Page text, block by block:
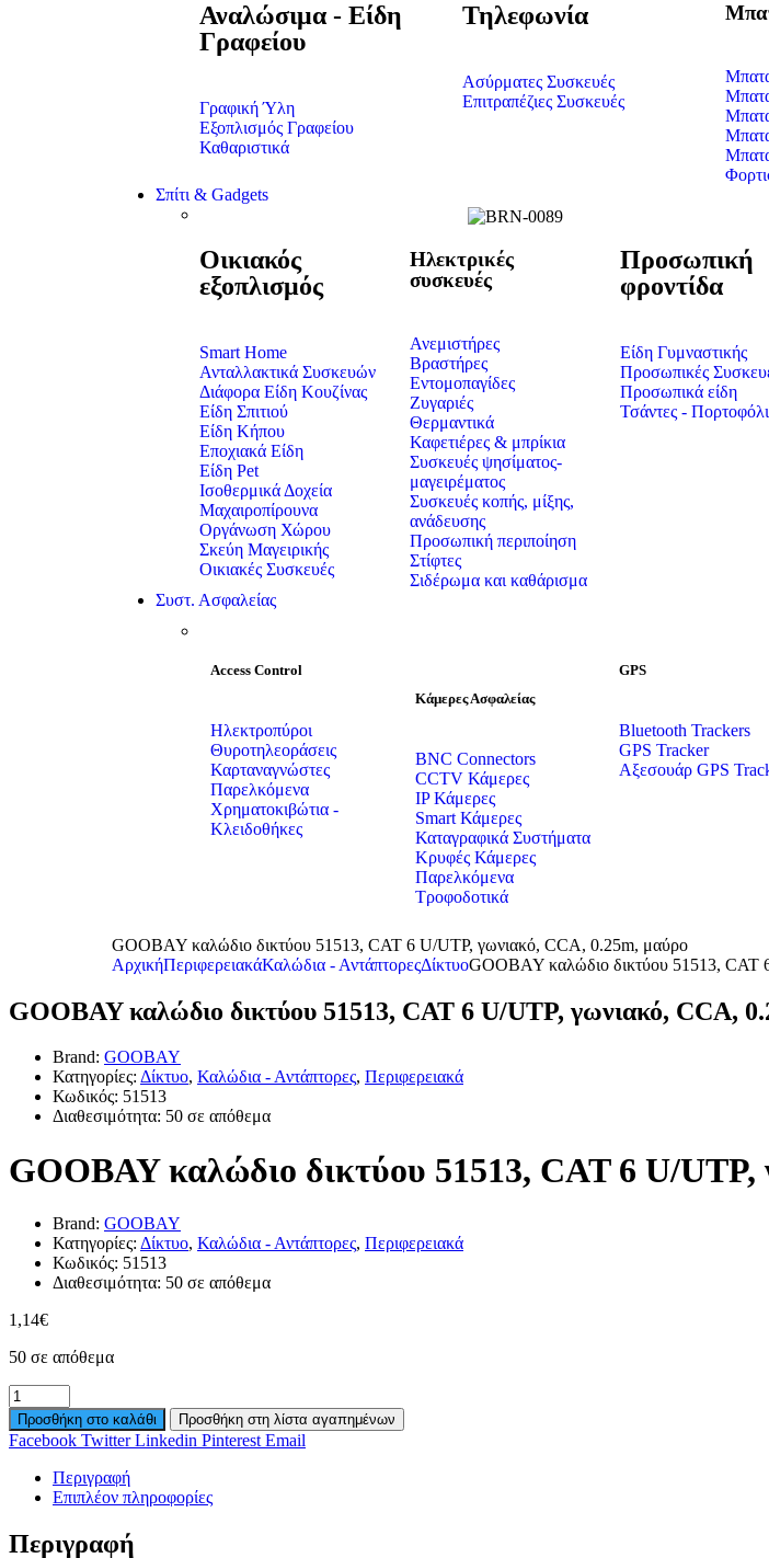
Αναλώσιμα - Είδη
Γραφείου
Γραφική Ύλη
Εξοπλισμός Γραφείου
Καθαριστικά
Τηλεφωνία
Ασύρματες Συσκευές
Επιτραπέζιες Συσκευές
Σπίτι & Gadgets
Οικιακός
εξοπλισμός
Smart Home
Ανταλλακτικά Συσκευών
Διάφορα Είδη Κουζίνας
Είδη Σπιτιού
Είδη Κήπου
Εποχιακά Είδη
Είδη Pet
Ισοθερμικά Δοχεία
Μαχαιροπίρουνα
Οργάνωση Χώρου
Σκεύη Μαγειρικής
Οικιακές Συσκευές
Ηλεκτρικές
συσκευές
Ανεμιστήρες
Βραστήρες
Εντομοπαγίδες
Ζυγαριές
Θερμαντικά
Καφετιέρες & μπρίκια
Συσκευές ψησίματος-
μαγειρέματος
Συσκευές κοπής, μίξης,
ανάδευσης
Προσωπική περιποίηση
Στίφτες
Σιδέρωμα και καθάρισμα
Προσωπική
φροντίδα
Είδη Γυμναστικής
Προσωπικές
Προσωπικά είδη
Τσάντες -
Συστ. Ασφαλείας
Access Control
Ηλεκτροπύροι
Θυροτηλεοράσεις
Καρταναγνώστες
Παρελκόμενα
Χρηματοκιβώτια -
Κλειδοθήκες
Κάμερες Ασφαλείας
BNC Connectors
CCTV Κάμερες
IP Κάμερες
Smart Κάμερες
Καταγραφικά Συστήματα
Κρυφές Κάμερες
Παρελκόμενα
Τροφοδοτικά
GPS
Bluetooth Trackers
GPS Tracker
Αξεσουάρ GPS
GOOBAY καλώδιο δικτύου 51513, CAT 6 U/UTP, γωνιακό, CCA, 0.25m, μαύρο
ΑρχικήΠεριφερειακάΚαλώδια - ΑντάπτορεςΔίκτυοGOOBAY καλώδιο δικτύου 51513,
GOOBAY καλώδιο δικτύου 51513, CAT 6 U/UTP, γωνιακό, CCA,
Brand: GOOBAY
Κατηγορίες: Δίκτυο, Καλώδια - Αντάπτορες, Περιφερειακά
Κωδικός: 51513
Διαθεσιμότητα: 50 σε απόθεμα
GOOBAY καλώδιο δικτύου 51513, CAT 6 U/
Brand: GOOBAY
Κατηγορίες: Δίκτυο, Καλώδια - Αντάπτορες, Περιφερειακά
Κωδικός: 51513
Διαθεσιμότητα: 50 σε απόθεμα
1,14€
50 σε απόθεμα
Προσθήκη στο καλάθι Προσθήκη στη λίστα αγαπημένων
Facebook Twitter Linkedin Pinterest Email
Περιγραφή
Επιπλέον πληροφορίες
Περιγραφή